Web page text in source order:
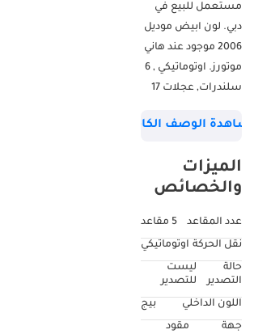
مستعمل للبيع في
دبي. لون ابيض موديل
2006 موجود عند هاني
موتورز. اوتوماتيكي , 6
سلندرات, عجلات 17
بالداخل. 122.000 كم
الوصف الكامل
الميزات
والخصائص
عدد المقاعد
5 مقاعد
نقل الحركة اوتوماتيكي
حالة
التصدير
ليست
للتصدير
اللون الداخلي
بيج
جهة
مقود